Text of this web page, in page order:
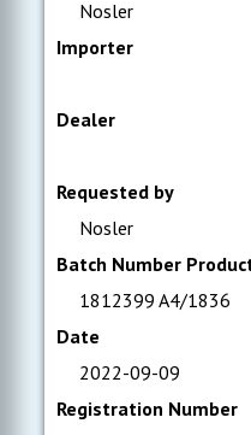
Nosler
Importer
Dealer
Requested by
Nosler
Batch Number
1812399 A4/1836
Date
2022-09-09
Registration Number